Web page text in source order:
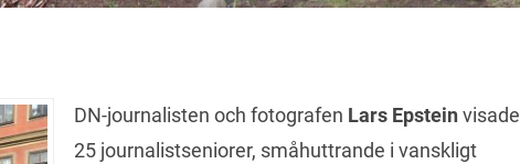
DN-journalisten och fotografen Lars Epsteinvisade
25 journalistseniorer, småhuttrande i vanskligt